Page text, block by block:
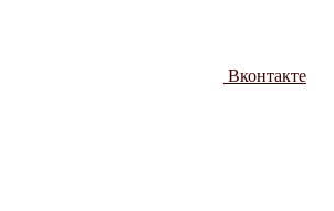
Вконтакте